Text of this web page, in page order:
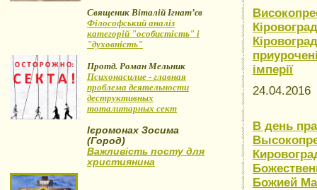
Священик Віталій Ігнат’єв
Філософський аналіз
категорій "особистість" і
"духовність"
Протд. Роман Мельник
Психонасилие - главная
проблема деятельности
деструктивных
тоталитарных сект
Ієромонах Зосима
(Город)
Важливість посту для
християнина
імперії
24.04.2016
В день
Божией